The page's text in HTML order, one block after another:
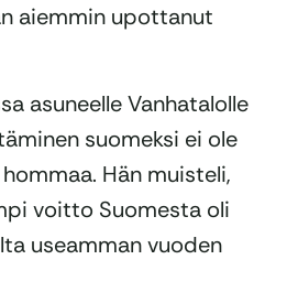
aiemmin upottanut
asuneelle Vanhatalolle
suomeksi ei ole
Hän muisteli,
voitto Suomesta oli
useamman vuoden